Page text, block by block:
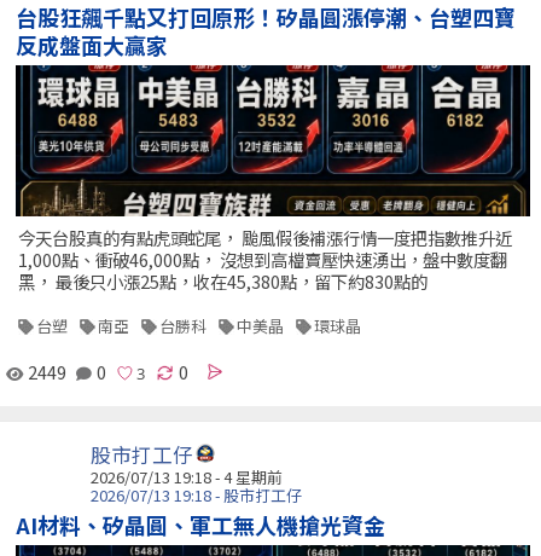
台股狂飆千點又打回原形！矽晶圓漲停潮、台塑四寶
反成盤面大贏家
今天台股真的有點虎頭蛇尾， 颱風假後補漲行情一度把指數推升近
1,000點、衝破46,000點， 沒想到高檔賣壓快速湧出，盤中數度翻
黑， 最後只小漲25點，收在45,380點，留下約830點的
台塑 南亞 台勝科 中美晶 環球晶
2449 0 0
股市打工仔
2026/07/13 19:18 - 4 星期前
2026/07/13 19:18 - 股市打工仔
AI材料、矽晶圓、軍工無人機搶光資金